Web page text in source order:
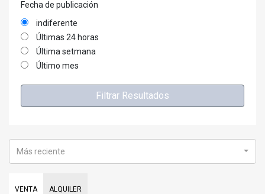
Fecha de publicación
indiferente
Últimas 24 horas
Última setmana
Último mes
Filtrar Resultados
VENTA ALQUILER
Más reciente